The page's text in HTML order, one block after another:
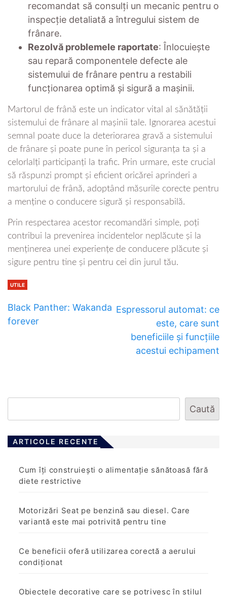
recomandat să consulți un mecanic pentru o
inspecție detaliată a întregului sistem de
frânare.
Rezolvă problemele raportate: Înlocuiește
sau repară componentele defecte ale
sistemului de frânare pentru a restabili
funcționarea optimă și sigură a mașinii.
Martorul de frână este un indicator vital al sănătății
sistemului de frânare al mașinii tale. Ignorarea acestui
semnal poate duce la deteriorarea gravă a sistemului
de frânare și poate pune în pericol siguranța ta și a
celorlalți participanți la trafic. Prin urmare, este crucial
să răspunzi prompt și eficient oricărei aprinderi a
martorului de frână, adoptând măsurile corecte pentru
a menține o conducere sigură și responsabilă.
Prin respectarea acestor recomandări simple, poți
contribui la prevenirea incidentelor neplăcute și la
menținerea unei experiențe de conducere plăcute și
sigure pentru tine și pentru cei din jurul tău.
UTILE
Black Panther: Wakanda
forever
Espressorul automat: ce
este, care sunt
beneficiile și funcțiile
acestui echipament
Caută
ARTICOLE RECENTE
Cum îți construiești o alimentație sănătoasă fără
diete restrictive
Motorizări Seat pe benzină sau diesel. Care
variantă este mai potrivită pentru tine
Ce beneficii oferă utilizarea corectă a aerului
condiționat
Obiectele decorative care se potrivesc în stilul